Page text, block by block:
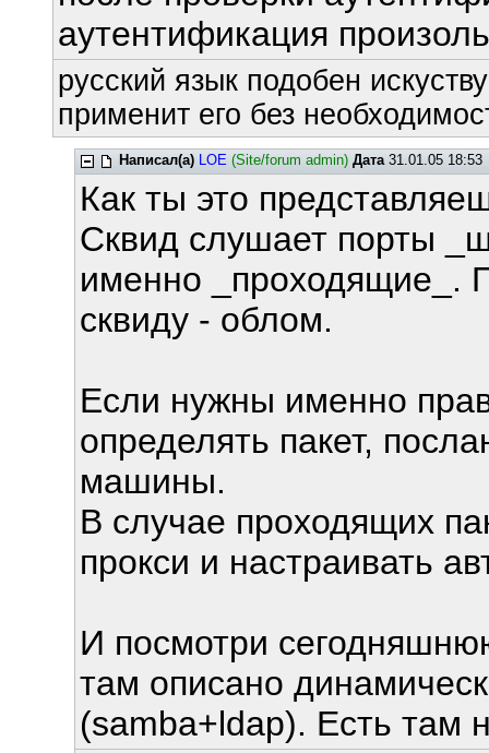
аутентификация
русский язык подобен
применит его без
Написал(а) LOE (Site/forum admin) Дата31.01.05 18:53
Как ты это
Сквид слушает порты
именно _проходящие_.
сквиду - облом.
Если нужны именно
определять пакет,
машины.
В случае проходящих
прокси и настраивать
И посмотри
там описано
(samba+ldap). Есть там